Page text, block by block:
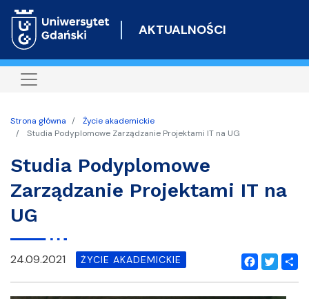
do
AKTUALNOŚCI
Strona główna
Życie akademickie
Studia Podyplomowe Zarządzanie Projektami IT na UG
Studia Podyplomowe
Zarządzanie Projektami IT na
UG
Facebook
Twitter
24.09.2021 ŻYCIE AKADEMICKIE